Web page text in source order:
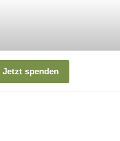
Jetzt spenden